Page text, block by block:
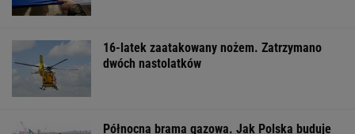
16-latek zaatakowany nożem. Zatrzymano
dwóch nastolatków
Północna brama gazowa. Jak Polska buduje